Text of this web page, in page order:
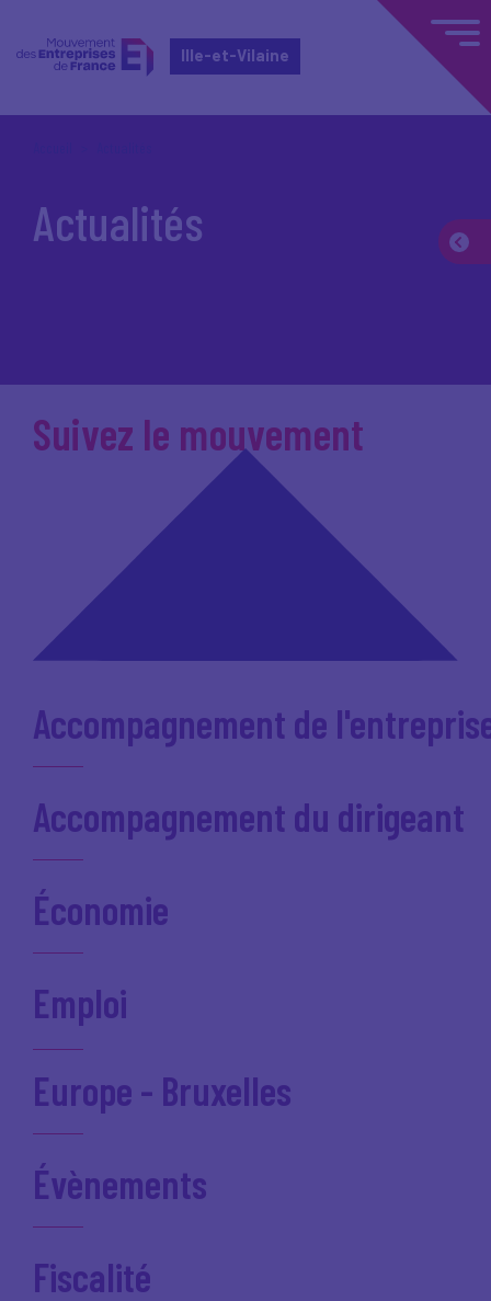
Ille-et-Vilaine
Actualités
Suivez le mouvement
Accompagnement de
Accompagnement du dirigeant
Économie
Emploi
Europe - Bruxelles
Évènements
Fiscalité